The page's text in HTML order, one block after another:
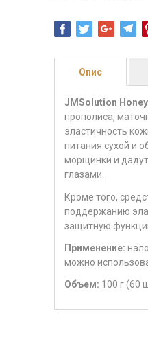
Опис
JMSolution
прополиса,
эластичность
питания сухой и
морщинки и
глазами.
Кроме того,
поддержанию
защитную
Применение:
можно
Объем: 100 г (60